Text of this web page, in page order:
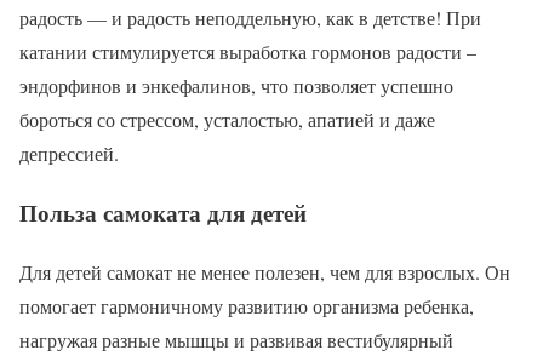
радость — и радость неподдельную, как в детстве! При
катании стимулируется выработка гормонов радости –
эндорфинов и энкефалинов, что позволяет успешно
бороться со стрессом, усталостью, апатией и даже
депрессией.
Польза самоката для детей
Для детей самокат не менее полезен, чем для взрослых. Он
помогает гармоничному развитию организма ребенка,
нагружая разные мышцы и развивая вестибулярный